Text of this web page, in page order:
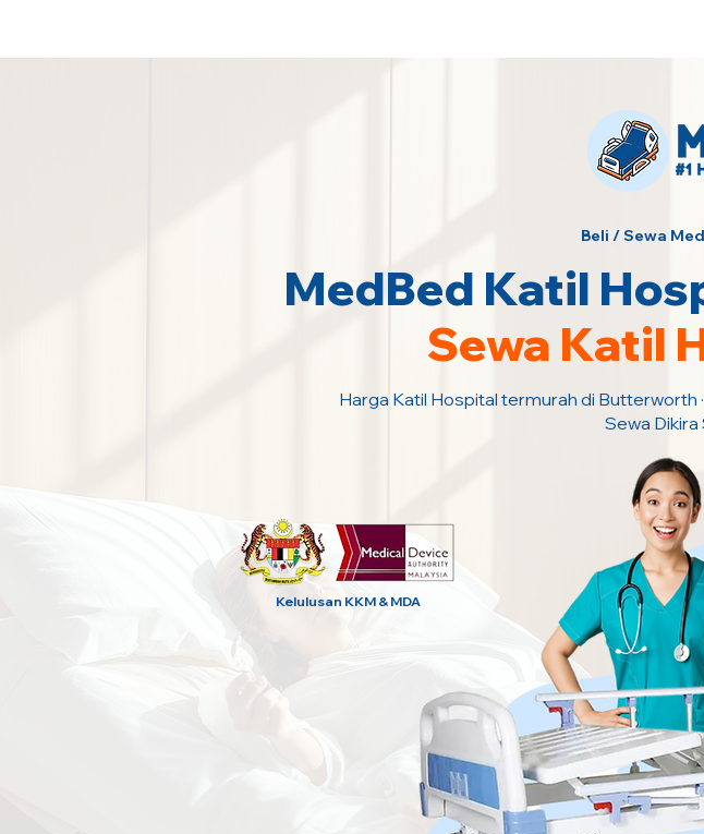
Beli / Sewa
MedBed Katil
Sewa Katil
Harga Katil Hospital termurah di Butterworth
Sewa
Kelulusan KKM & MDA